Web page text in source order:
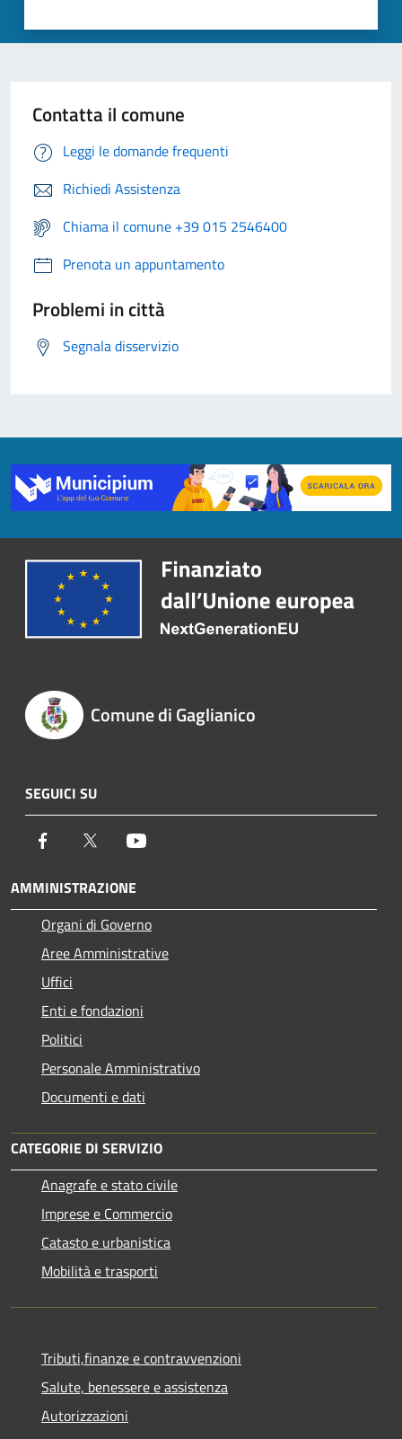
Contatta il comune
Leggi le domande frequenti
Richiedi Assistenza
Chiama il comune +39 015 2546400
Prenota un appuntamento
Problemi in città
Segnala disservizio
Comune di Gaglianico
SEGUICI SU
Facebook Twitter
AMMINISTRAZIONE
Organi di Governo
Aree Amministrative
Uffici
Enti e fondazioni
Politici
Personale Amministrativo
Documenti e dati
CATEGORIE DI SERVIZIO
Anagrafe e stato civile
Imprese e Commercio
Catasto e urbanistica
Mobilità e trasporti
Tributi,finanze e contravvenzioni
Salute, benessere e assistenza
Autorizzazioni